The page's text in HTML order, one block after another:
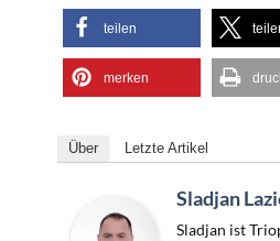
teilen
merken
Über Letzte Artikel
Sladjan
Sladjan ist